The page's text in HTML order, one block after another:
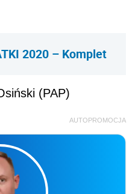
2020 – Komplet
(PAP)
AUTOPROMOCJA